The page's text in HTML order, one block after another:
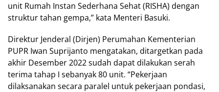
unit Rumah Instan Sederhana Sehat (RISHA) dengan
struktur tahan gempa,” kata Menteri Basuki.
Direktur Jenderal (Dirjen) Perumahan Kementerian
PUPR Iwan Suprijanto mengatakan, ditargetkan pada
akhir Desember 2022 sudah dapat dilakukan serah
terima tahap I sebanyak 80 unit. “Pekerjaan
dilaksanakan secara paralel untuk pekerjaan pondasi,